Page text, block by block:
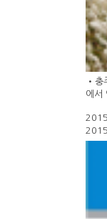
•충
에서